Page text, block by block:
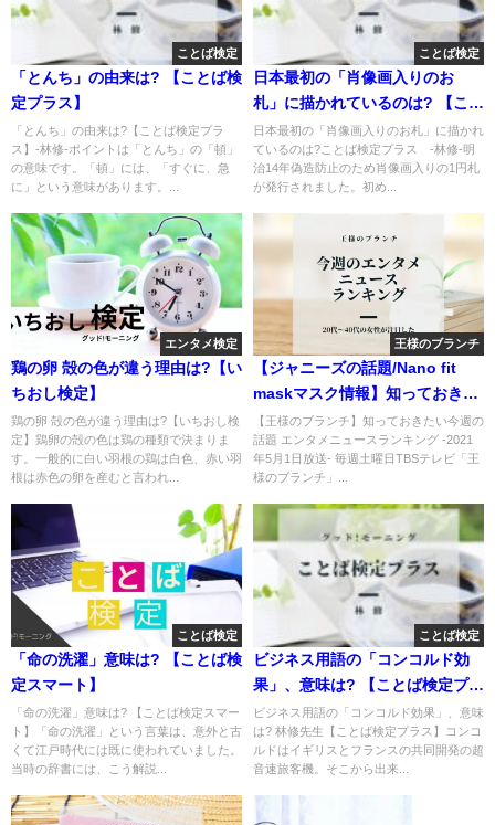
ことば検定
「とんち」の由来は? 【ことば検
定プラス】
「とんち」の由来は?【ことば検定プラ
ス】-林修-ポイントは「とんち」の「頓」
の意味です。「頓」には、「すぐに、急
に」という意味があります。...
ことば検定
日本最初の「肖像画入りのお
札」に描かれているのは? 【こと
ば検定プラス】
日本最初の「肖像画入りのお札」に描かれ
ているのは?ことば検定プラス -林修-明
治14年偽造防止のため肖像画入りの1円札
が発行されました。初め...
エンタメ検定
鶏の卵 殻の色が違う理由は?【い
ちおし検定】
鶏の卵 殻の色が違う理由は?【いちおし検
定】鶏卵の殻の色は鶏の種類で決まりま
す。一般的に白い羽根の鶏は白色、赤い羽
根は赤色の卵を産むと言われ...
王様のブランチ
【ジャニーズの話題/Nano fit
maskマスク情報】知っておきた
いエンタメニュース
【王様のブランチ】知っておきたい今週の
話題 エンタメニュースランキング -2021
年5月1日放送- 毎週土曜日TBSテレビ「王
様のブランチ」...
ことば検定
「命の洗濯」意味は? 【ことば検
定スマート】
「命の洗濯」意味は? 【ことば検定スマー
ト】「命の洗濯」という言葉は、意外と古
くて江戸時代には既に使われていました。
当時の辞書には、こう解説...
ことば検定
ビジネス用語の「コンコルド効
果」、意味は? 【ことば検定プラ
ス】
ビジネス用語の「コンコルド効果」、意味
は? 林修先生【ことば検定プラス】コンコ
ルドはイギリスとフランスの共同開発の超
音速旅客機。そこから出来...